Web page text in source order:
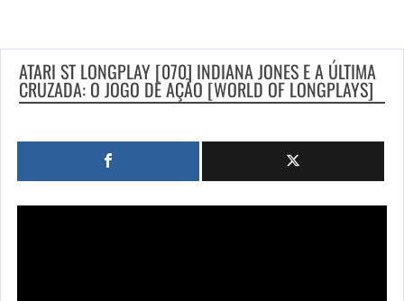
ATARI ST LONGPLAY [070] INDIANA JONES E A ÚLTIMA
CRUZADA: O JOGO DE AÇÃO [WORLD OF LONGPLAYS]